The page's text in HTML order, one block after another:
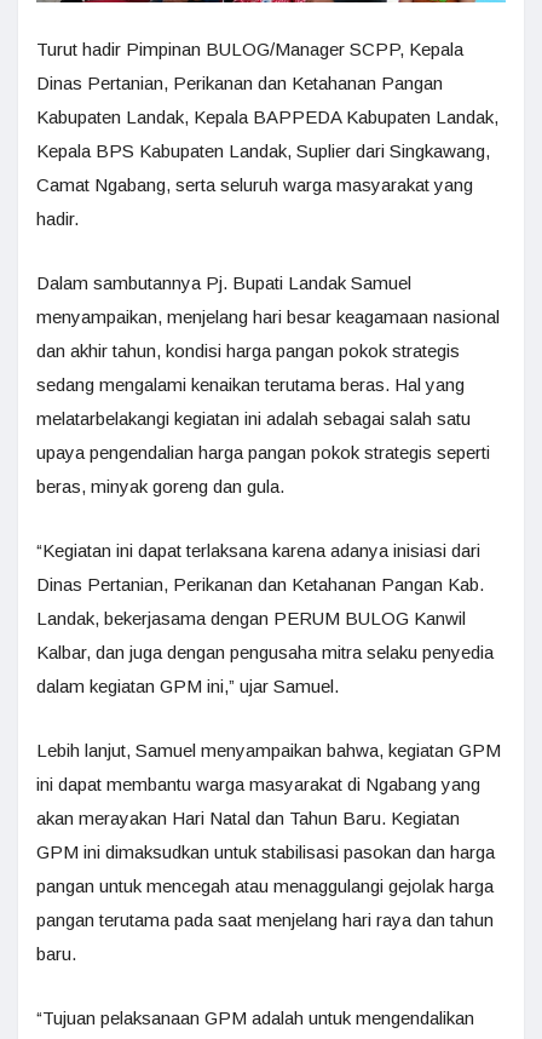
Turut hadir Pimpinan BULOG/Manager SCPP, Kepala
Dinas Pertanian, Perikanan dan Ketahanan Pangan
Kabupaten Landak, Kepala BAPPEDA Kabupaten Landak,
Kepala BPS Kabupaten Landak, Suplier dari Singkawang,
Camat Ngabang, serta seluruh warga masyarakat yang
hadir.
Dalam sambutannya Pj. Bupati Landak Samuel
menyampaikan, menjelang hari besar keagamaan nasional
dan akhir tahun, kondisi harga pangan pokok strategis
sedang mengalami kenaikan terutama beras. Hal yang
melatarbelakangi kegiatan ini adalah sebagai salah satu
upaya pengendalian harga pangan pokok strategis seperti
beras, minyak goreng dan gula.
“Kegiatan ini dapat terlaksana karena adanya inisiasi dari
Dinas Pertanian, Perikanan dan Ketahanan Pangan Kab.
Landak, bekerjasama dengan PERUM BULOG Kanwil
Kalbar, dan juga dengan pengusaha mitra selaku penyedia
dalam kegiatan GPM ini,” ujar Samuel.
Lebih lanjut, Samuel menyampaikan bahwa, kegiatan GPM
ini dapat membantu warga masyarakat di Ngabang yang
akan merayakan Hari Natal dan Tahun Baru. Kegiatan
GPM ini dimaksudkan untuk stabilisasi pasokan dan harga
pangan untuk mencegah atau menaggulangi gejolak harga
pangan terutama pada saat menjelang hari raya dan tahun
baru.
“Tujuan pelaksanaan GPM adalah untuk mengendalikan